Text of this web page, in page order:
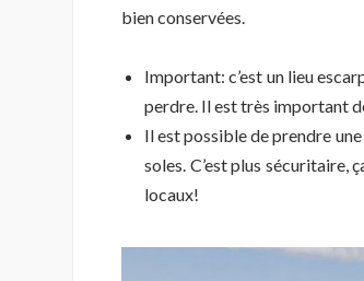
bien conservées.
Important: c’est un lieu
perdre. Il est très important
Il est possible de prendre une
soles. C’est plus sécuritaire,
locaux!